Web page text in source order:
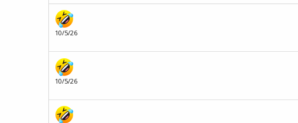
10/5/26
10/5/26